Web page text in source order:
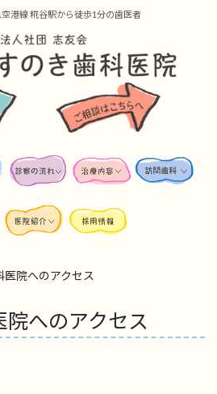
港線 糀谷駅から徒歩1分の歯医者
医院へのアクセス
院へのアクセス